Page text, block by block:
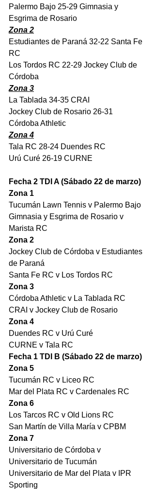
Palermo Bajo 25-29 Gimnasia y
Esgrima de Rosario
Zona 2
Estudiantes de Paraná 32-22 Santa Fe
RC
Los Tordos RC 22-29 Jockey Club de
Córdoba
Zona 3
La Tablada 34-35 CRAI
Jockey Club de Rosario 26-31
Córdoba Athletic
Zona 4
Tala RC 28-24 Duendes RC
Urú Curé 26-19 CURNE
Fecha 2 TDI A (Sábado 22 de marzo)
Zona 1
Tucumán Lawn Tennis v Palermo Bajo
Gimnasia y Esgrima de Rosario v
Marista RC
Zona 2
Jockey Club de Córdoba v Estudiantes
de Paraná
Santa Fe RC v Los Tordos RC
Zona 3
Córdoba Athletic v La Tablada RC
CRAI v Jockey Club de Rosario
Zona 4
Duendes RC v Urú Curé
CURNE v Tala RC
Fecha 1 TDI B (Sábado 22 de marzo)
Zona 5
Tucumán RC v Liceo RC
Mar del Plata RC v Cardenales RC
Zona 6
Los Tarcos RC v Old Lions RC
San Martín de Villa María v CPBM
Zona 7
Universitario de Córdoba v
Universitario de Tucumán
Universitario de Mar del Plata v IPR
Sporting